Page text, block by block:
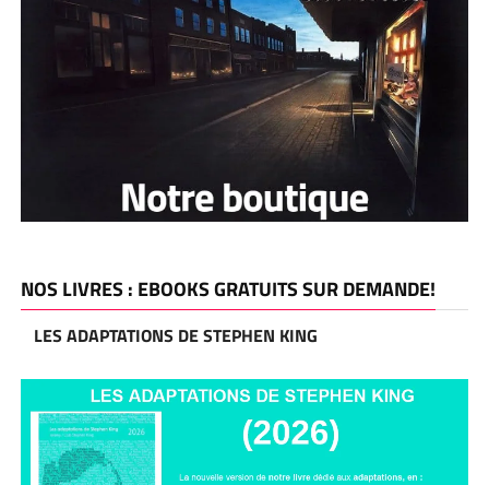
NOS LIVRES : EBOOKS GRATUITS SUR DEMANDE!
LES ADAPTATIONS DE STEPHEN KING